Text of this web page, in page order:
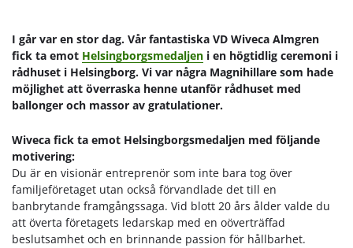
I går var en stor dag. Vår fantastiska VD Wiveca Almgren
fick ta emot Helsingborgsmedaljen i en högtidlig ceremoni i
rådhuset i Helsingborg. Vi var några Magnihillare som hade
möjlighet att överraska henne utanför rådhuset med
ballonger och massor av gratulationer.
Wiveca fick ta emot Helsingborgsmedaljen med följande
motivering:
Du är en visionär entreprenör som inte bara tog över
familjeföretaget utan också förvandlade det till en
banbrytande framgångssaga. Vid blott 20 års ålder valde du
att överta företagets ledarskap med en oöverträffad
beslutsamhet och en brinnande passion för hållbarhet.